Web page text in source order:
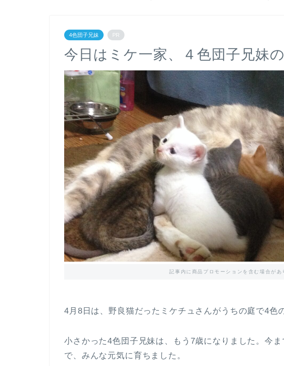
4色団子兄妹 PR
今日はミケ一家、４色団子兄妹
記事内に商品プロモーションを含む場合があ
4月8日は、野良猫だったミケチュさんがうちの庭で4色
小さかった4色団子兄妹は、もう7歳になりました。今
で、みんな元気に育ちました。